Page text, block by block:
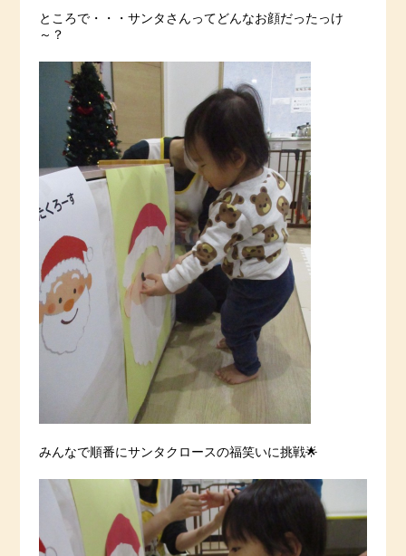
ところで・・・サンタさんってどんなお顔だったっけ
～？
みんなで順番にサンタクロースの福笑いに挑戦🌟